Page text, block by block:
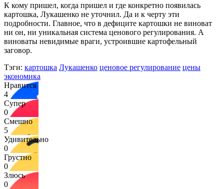
К кому пришел, когда пришел и где конкретно появилась
картошка, Лукашенко не уточнил. Да и к черту эти
подробности. Главное, что в дефиците картошки не виноват
ни он, ни уникальная система ценового регулирования. А
виноваты невидимые враги, устроившие картофельный
заговор.
Тэги: картошка Лукашенко ценовое регулирование цены
экономика
Нравится
4
Супер
0
Смешно
5
Удивительно
0
Грустно
0
Злюсь
0